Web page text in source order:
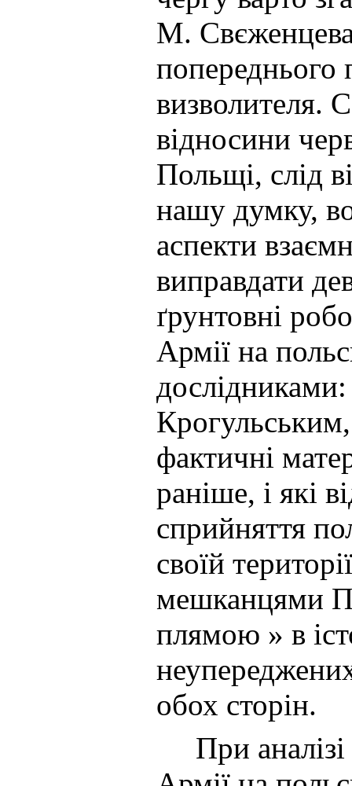
М.
попереднього
визволителя.
відносини
Польщі, слід
нашу думку,
аспекти
виправдати
ґрунтовні
Армії на
фактичні
раніше, і які
сприйняття
своїй
мешканцями
плямою » в
обох сторін.
При аналізі